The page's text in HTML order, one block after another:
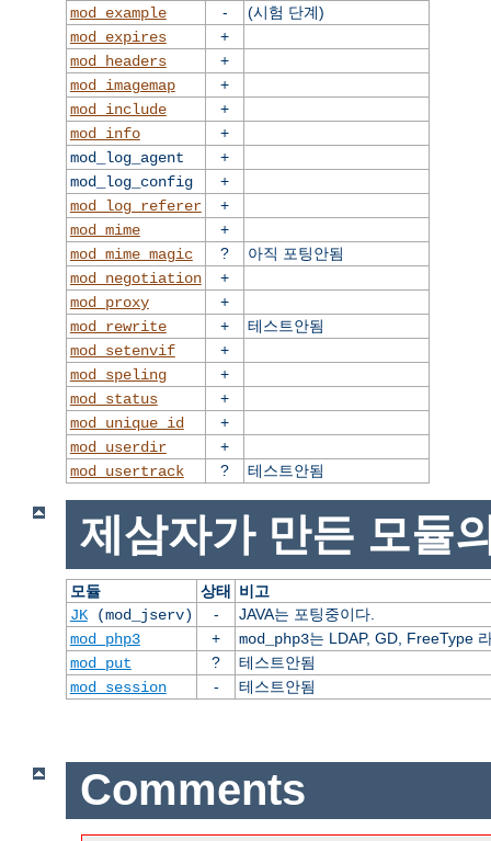
mod_example
-
(시험 단계)
mod_expires
+
mod_headers
+
mod_imagemap
+
mod_include
+
mod_info
+
mod_log_agent
+
mod_log_config
+
mod_log_referer
+
mod_mime
+
mod_mime_magic
?
아직 포팅안됨
mod_negotiation
+
mod_proxy
+
mod_rewrite
+
테스트안됨
mod_setenvif
+
mod_speling
+
mod_status
+
mod_unique_id
+
mod_userdir
+
mod_usertrack
? 테스트안됨
제삼자가 만든 모듈
모듈 상태 비고
JK(mod_jserv) -
JAVA는 포팅중이다.
mod_php3
+ mod_php3는 LDAP, GD, FreeType
mod_put
?
테스트안됨
mod_session
- 테스트안됨
Comments